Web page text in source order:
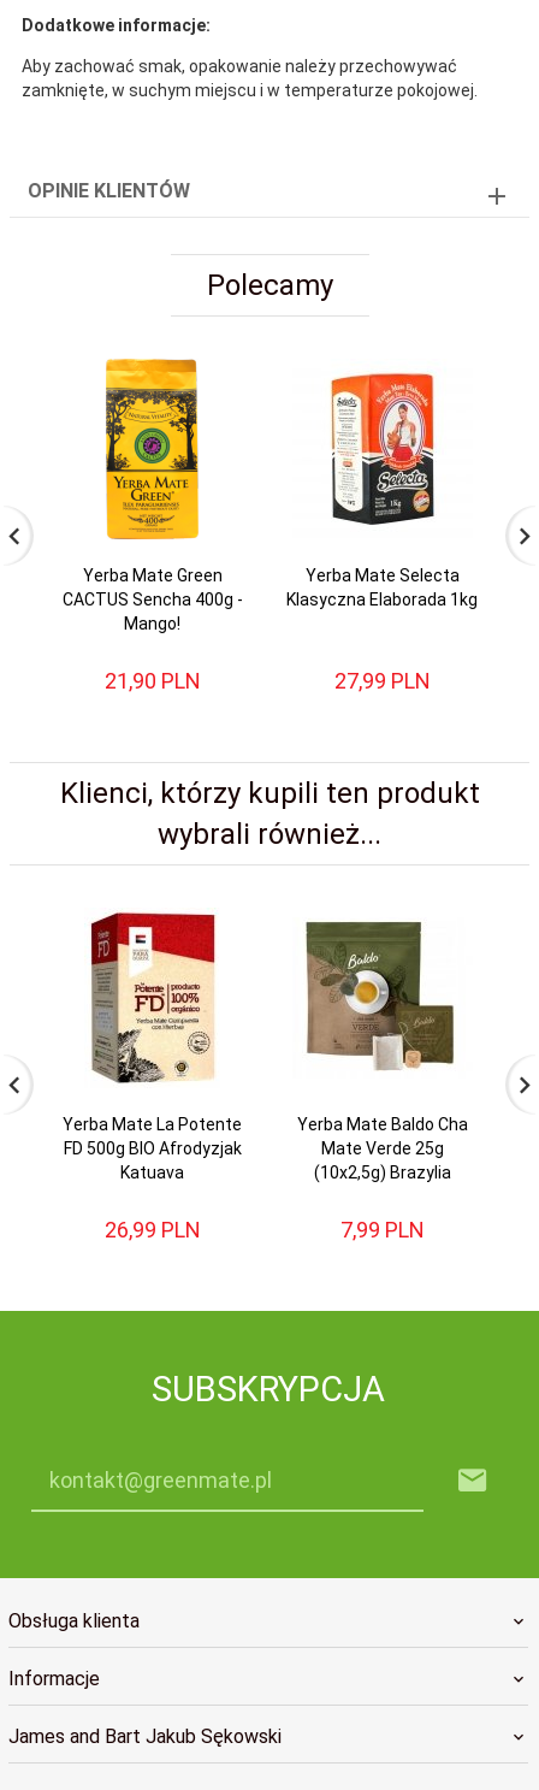
Dodatkowe informacje:
Aby zachować smak, opakowanie należy przechowywać
zamknięte, w suchym miejscu i w temperaturze pokojowej.
OPINIE KLIENTÓW
Polecamy
Yerba Mate Green
CACTUS Sencha 400g -
Mango!
21,90 PLN
Yerba Mate Selecta
Klasyczna Elaborada 1kg
27,99 PLN
Klienci, którzy kupili ten produkt
wybrali również...
Yerba Mate La Potente
FD 500g BIO Afrodyzjak
Katuava
26,99 PLN
Yerba Mate Baldo Cha
Mate Verde 25g
(10x2,5g) Brazylia
7,99 PLN
SUBSKRYPCJA
kontakt@greenmate.pl
Obsługa klienta
Informacje
James and Bart Jakub Sękowski